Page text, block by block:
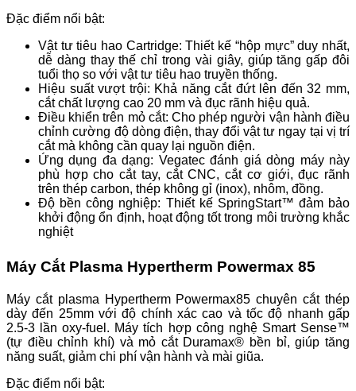
Đặc điểm nổi bật:
Vật tư tiêu hao Cartridge: Thiết kế “hộp mực” duy nhất,
dễ dàng thay thế chỉ trong vài giây, giúp tăng gấp đôi
tuổi thọ so với vật tư tiêu hao truyền thống.
Hiệu suất vượt trội: Khả năng cắt đứt lên đến 32 mm,
cắt chất lượng cao 20 mm và đục rãnh hiệu quả.
Điều khiển trên mỏ cắt: Cho phép người vận hành điều
chỉnh cường độ dòng điện, thay đổi vật tư ngay tại vị trí
cắt mà không cần quay lại nguồn điện.
Ứng dụng đa dạng: Vegatec đánh giá dòng máy này
phù hợp cho cắt tay, cắt CNC, cắt cơ giới, đục rãnh
trên thép carbon, thép không gỉ (inox), nhôm, đồng.
Độ bền công nghiệp: Thiết kế SpringStart™ đảm bảo
khởi động ổn định, hoạt động tốt trong môi trường khắc
nghiệt
Máy Cắt Plasma Hypertherm Powermax 85
Máy cắt plasma Hypertherm Powermax85 chuyên cắt thép
dày đến 25mm với độ chính xác cao và tốc độ nhanh gấp
2.5-3 lần oxy-fuel. Máy tích hợp công nghệ Smart Sense™
(tự điều chỉnh khí) và mỏ cắt Duramax® bền bỉ, giúp tăng
năng suất, giảm chi phí vận hành và mài giũa.
Đặc điểm nổi bật: